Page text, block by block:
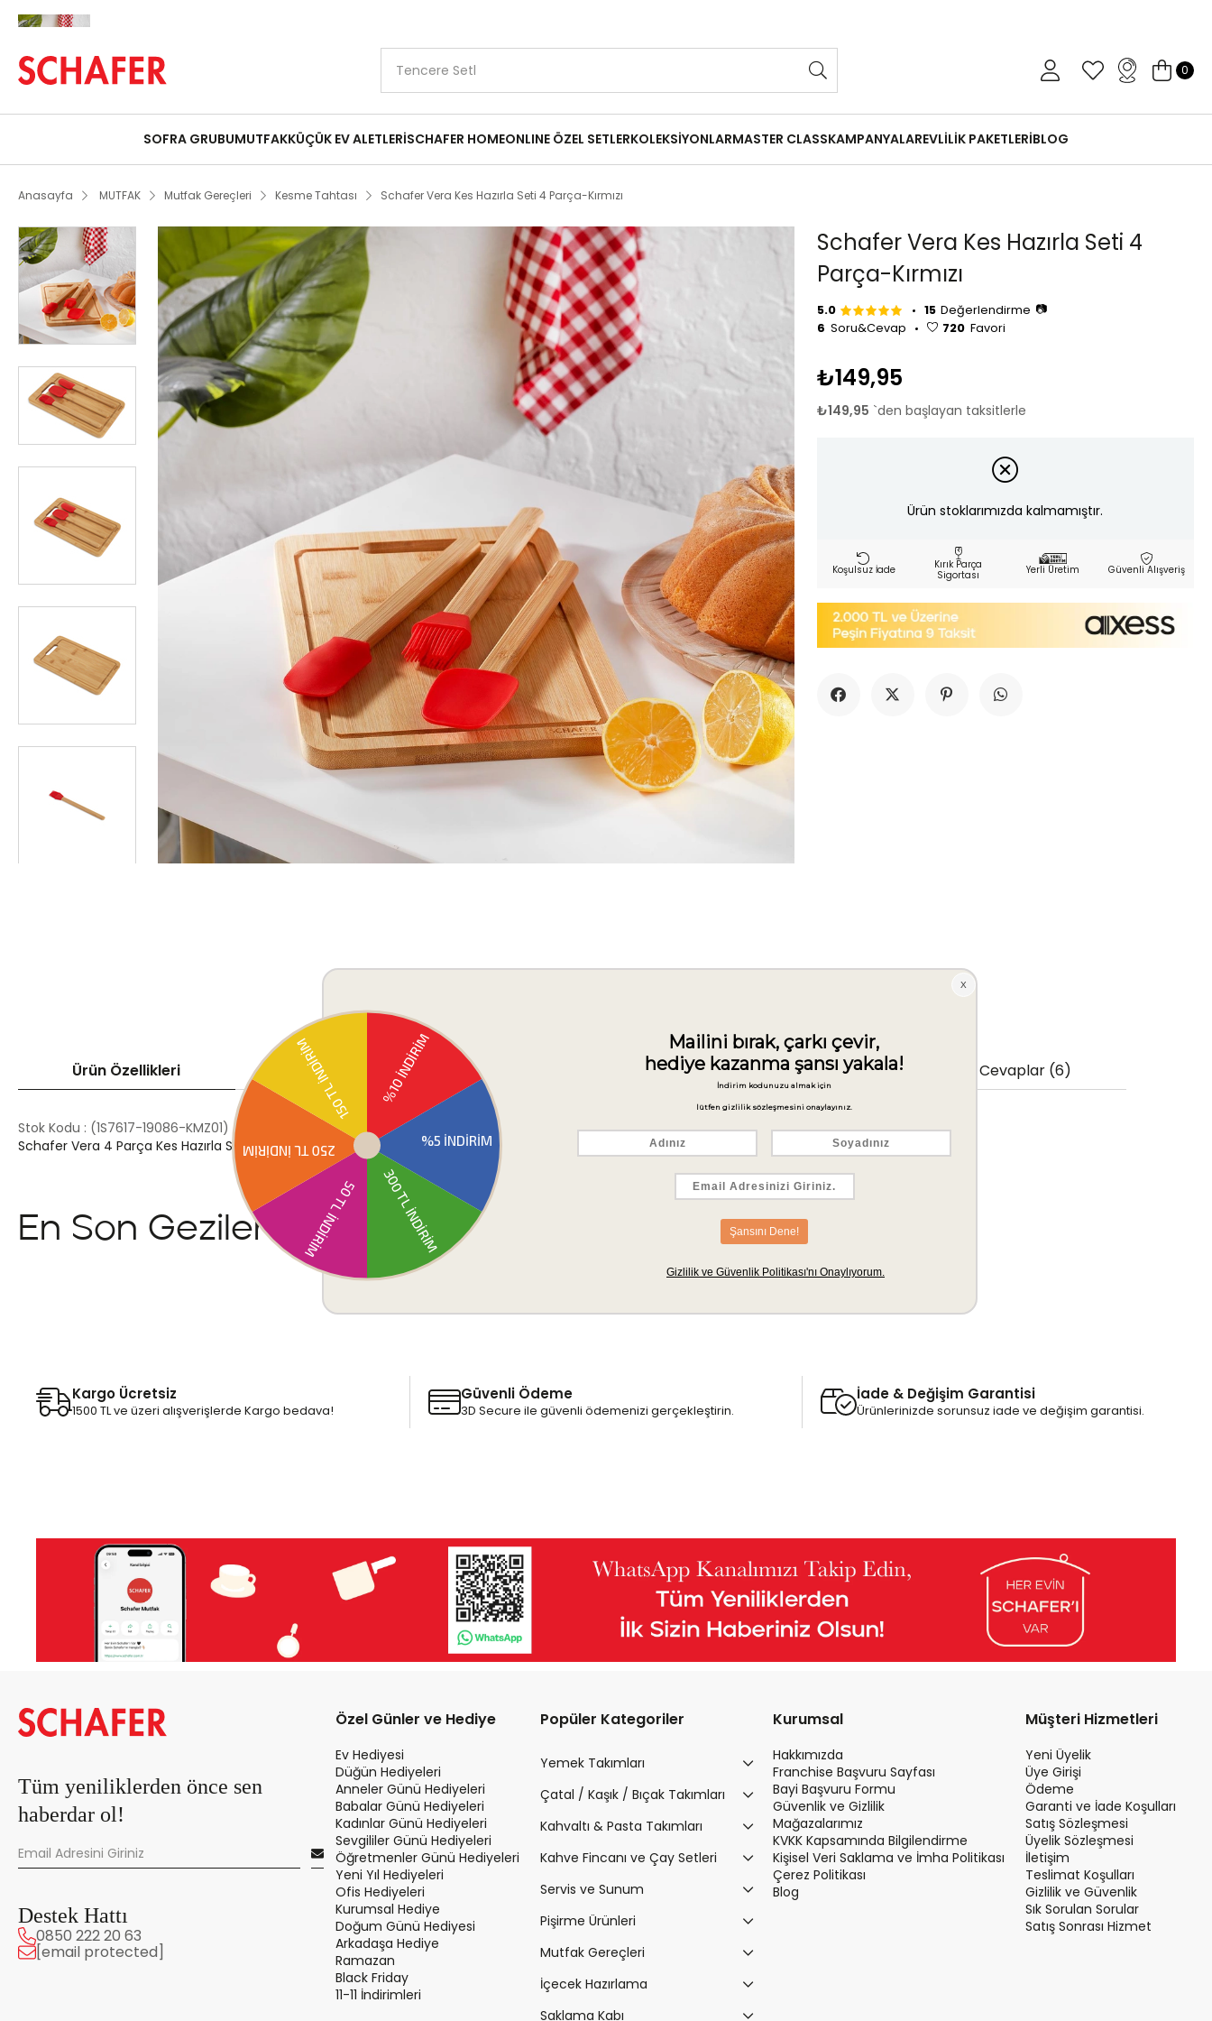
0
SOFRA GRUBUMUTFAKKÜÇÜK EV ALETLERİSCHAFER HOMEONLINE ÖZEL SETLERKOLEKSİYONLARMASTER CLASSKAMPANYALAREVLİLİK PAKETLERİBLOG
Anasayfa MUTFAK Mutfak Gereçleri Kesme Tahtası Schafer Vera Kes Hazırla Seti 4 Parça-Kırmızı
Schafer Vera Kes Hazırla Seti 4
Parça-Kırmızı
5.0 15 Değerlendirme 📷
6 Soru&Cevap 720 Favori
₺149,95
₺149,95 `den başlayan taksitlerle
Ürün stoklarımızda kalmamıştır.
Koşulsuz İade
Kırık Parça
Sigortası
Yerli Üretim Güvenli Alışveriş
Ürün Özellikleri Ödeme Seçenekleri Yorumlar (8) Soru Cevaplar (6)
Stok Kodu
(1S7617-19086-KMZ01)
Schafer Vera 4 Parça Kes Hazırla Seti-Kırmızı Malzeme: Ahşap Boy: 34 cm, En: 20 cm, Yükseklik 3,5 cm
En Son Gezilenler
Kargo Ücretsiz
1500 TL ve üzeri alışverişlerde Kargo bedava!
Güvenli Ödeme
3D Secure ile güvenli ödemenizi gerçekleştirin.
İade & Değişim Garantisi
Ürünlerinizde sorunsuz iade ve değişim garantisi.
Tüm yeniliklerden önce sen
haberdar ol!
Destek Hattı
0850 222 20 63
[email protected]
Özel Günler ve Hediye
Ev Hediyesi
Düğün Hediyeleri
Anneler Günü Hediyeleri
Babalar Günü Hediyeleri
Kadınlar Günü Hediyeleri
Sevgililer Günü Hediyeleri
Öğretmenler Günü Hediyeleri
Yeni Yıl Hediyeleri
Ofis Hediyeleri
Kurumsal Hediye
Doğum Günü Hediyesi
Arkadaşa Hediye
Ramazan
Black Friday
11-11 İndirimleri
Popüler Kategoriler
Yemek Takımları
Çatal / Kaşık / Bıçak Takımları
Kahvaltı & Pasta Takımları
Kahve Fincanı ve Çay Setleri
Servis ve Sunum
Pişirme Ürünleri
Mutfak Gereçleri
İçecek Hazırlama
Saklama Kabı
Kurumsal
Hakkımızda
Franchise Başvuru Sayfası
Bayi Başvuru Formu
Güvenlik ve Gizlilik
Mağazalarımız
KVKK Kapsamında Bilgilendirme
Kişisel Veri Saklama ve İmha Politikası
Çerez Politikası
Blog
Müşteri Hizmetleri
Yeni Üyelik
Üye Girişi
Ödeme
Garanti ve İade Koşulları
Satış Sözleşmesi
Üyelik Sözleşmesi
İletişim
Teslimat Koşulları
Gizlilik ve Güvenlik
Sık Sorulan Sorular
Satış Sonrası Hizmet
Schafer Vera Kes Hazırla Seti 4 Parça-Kırmızı ₺149,95